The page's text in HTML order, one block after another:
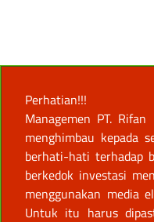
Perhatian!!!
Managemen PT.
menghimbau kepada
berhati-hati terhadap
berkedok investasi
menggunakan media
Untuk itu harus